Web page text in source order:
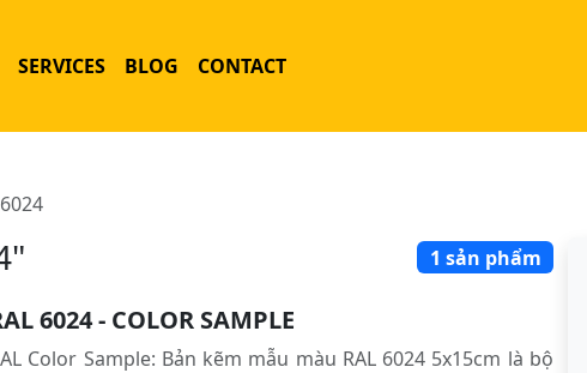
SERVICES BLOG CONTACT
1 sản phẩm
6024 - COLOR SAMPLE
Color Sample: Bản kẽm mẫu màu RAL 6024 5x15cm là bộ